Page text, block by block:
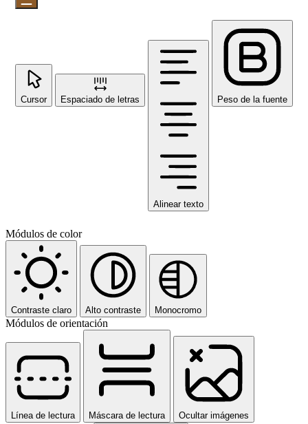
Cursor Espaciado de letras
Alinear texto
Peso de la fuente
Módulos de color
Contraste claro Alto contraste Monocromo
Módulos de orientación
Línea de lectura Máscara de lectura Ocultar imágenes